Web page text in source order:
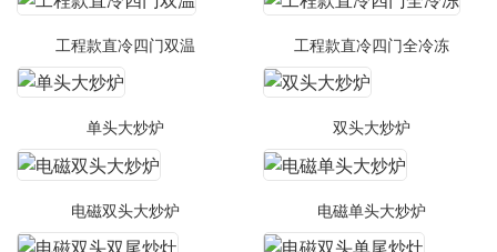
工程款直冷四门双温 工程款直冷四门全冷冻
单头大炒炉 双头大炒炉
电磁双头大炒炉 电磁单头大炒炉